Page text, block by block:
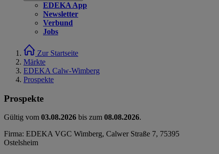
EDEKA App
Newsletter
Verbund
Jobs
Zur Startseite
Märkte
EDEKA Calw-Wimberg
Prospekte
Prospekte
Gültig vom 03.08.2026 bis zum 08.08.2026.
Firma: EDEKA VGC Wimberg, Calwer Straße 7, 75395
Ostelsheim